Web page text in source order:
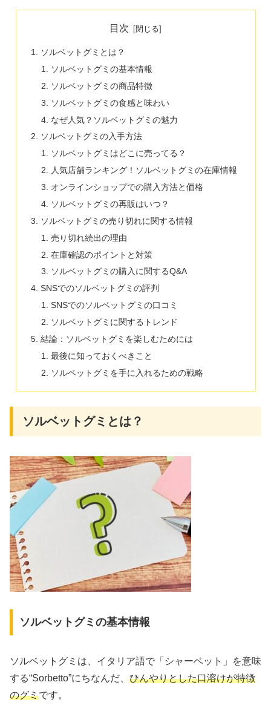
目次
ソルベットグミとは？
ソルベットグミの基本情報
ソルベットグミの商品特徴
ソルベットグミの食感と味わい
なぜ人気？ソルベットグミの魅力
ソルベットグミの入手方法
ソルベットグミはどこに売ってる？
人気店舗ランキング！ソルベットグミの在庫情報
オンラインショップでの購入方法と価格
ソルベットグミの再販はいつ？
ソルベットグミの売り切れに関する情報
売り切れ続出の理由
在庫確認のポイントと対策
ソルベットグミの購入に関するQ&A
SNSでのソルベットグミの評判
SNSでのソルベットグミの口コミ
ソルベットグミに関するトレンド
結論：ソルベットグミを楽しむためには
最後に知っておくべきこと
ソルベットグミを手に入れるための戦略
ソルベットグミとは？
ソルベットグミの基本情報
ソルベットグミは、イタリア語で「シャーベット」を意味
する“Sorbetto”にちなんだ、 ひんやりとした口溶けが特徴
のグミです。